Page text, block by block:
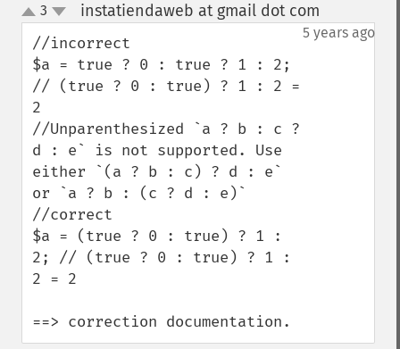
up
down
3 instatiendaweb at gmail dot com
5 years ago
//incorrect
$a = true ? 0 : true ? 1 : 2;
// (true ? 0 : true) ? 1 : 2 =
2
//Unparenthesized `a ? b : c ?
d : e` is not supported. Use
either `(a ? b : c) ? d : e`
or `a ? b : (c ? d : e)`
//correct
$a = (true ? 0 : true) ? 1 :
2; // (true ? 0 : true) ? 1 :
2 = 2
==> correction documentation.